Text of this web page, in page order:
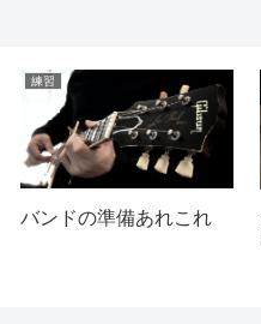
練習
バンドの準備あれこれ